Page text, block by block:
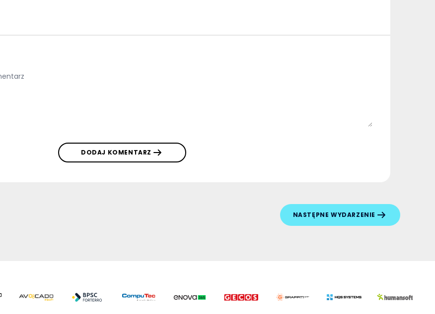
DODAJ KOMENTARZ
NASTĘPNE WYDARZENIE